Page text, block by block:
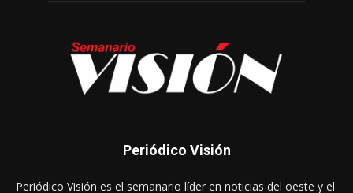
Periódico Visión
Periódico Visión es el semanario líder en noticias del oeste y el